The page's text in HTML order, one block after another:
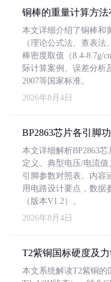
铜棒的重量计算方法
本文详细介绍了铜棒和
（理论公式法、查表
棒密度取值（8.4-8.7g/
际计算案例、误差分析
2007等国家标准。
2026年8月4日
BP2863芯片各引脚
本文详细解析BP2863
定义、典型电压/电流
引脚参数对照表。内容
用电路设计要点，数据
（版本V1.2）。
2026年8月4日
T2紫铜国标硬度及
本文系统解读T2紫铜的